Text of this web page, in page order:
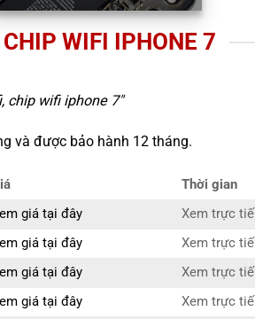
WIFI IPHONE 7
chip wifi iphone 7"
và được bảo hành 12 tháng.
Thời gian
giá tại đây
Xem trực
giá tại đây
Xem trực
giá tại đây
Xem trực
giá tại đây
Xem trực